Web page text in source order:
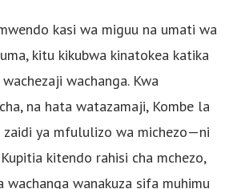
kasi wa miguu na umati wa
kitu kikubwa kinatokea katika
wachanga. Kwa
na hata watazamaji, Kombe la
zaidi ya mfululizo wa michezo—ni
kitendo rahisi cha mchezo,
wachanga wanakuza sifa muhimu